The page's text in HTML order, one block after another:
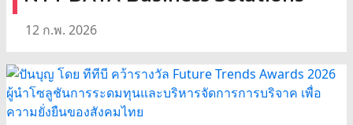
12 ก.พ. 2026